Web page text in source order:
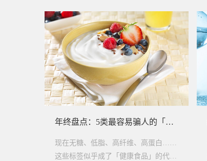
年终盘点：5类最容易骗人的「伪健康」食品
现在无糖、低脂、高纤维、高蛋白……
这些标签似乎成了「健康食品」的代名